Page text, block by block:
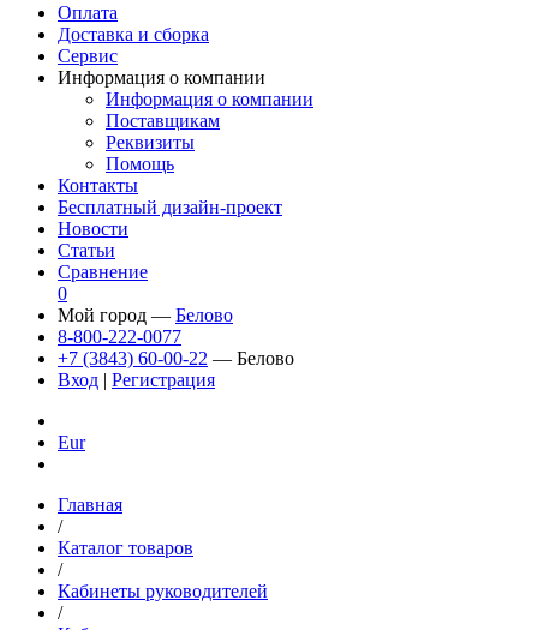
Оплата
Доставка и сборка
Сервис
Информация о компании
Информация о компании
Поставщикам
Реквизиты
Помощь
Контакты
Бесплатный дизайн-проект
Новости
Статьи
Сравнение
0
Мой город — Белово
8-800-222-0077
+7 (3843) 60-00-22 — Белово
Вход | Регистрация
Eur
Главная
/
Каталог товаров
/
Кабинеты руководителей
/